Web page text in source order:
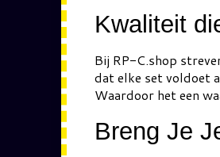
Kwaliteit
Bij RP-C.shop
dat elke set voldoet
Waardoor het een
Breng Je